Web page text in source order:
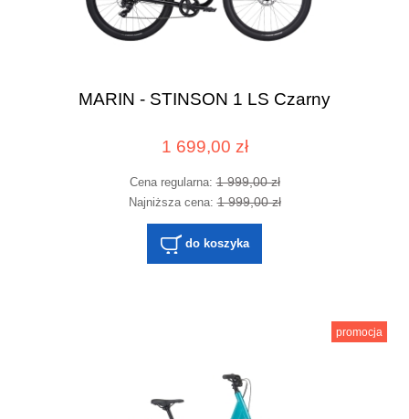
MARIN - STINSON 1 LS Czarny
1 699,00 zł
Cena regularna:1 999,00 zł
Najniższa cena:1 999,00 zł
do koszyka
promocja